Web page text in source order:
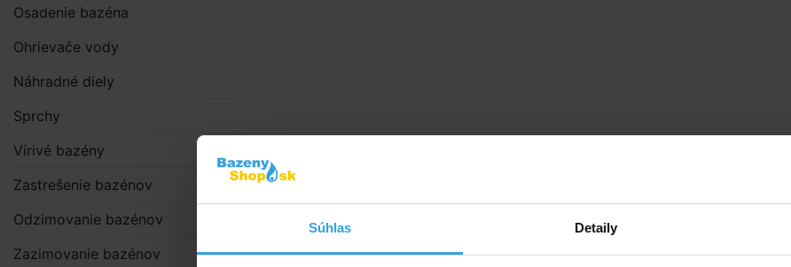
Súhlas Detaily
Osadenie bazéna
Ohrievače vody
Náhradné diely
Sprchy
Vírivé bazény
Zastrešenie bazénov
Odzimovanie bazénov
Zazimovanie bazénov